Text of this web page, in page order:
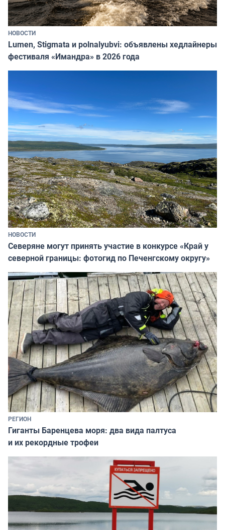
НОВОСТИ
Lumen, Stigmata и polnalyubvi: объявлены хедлайнеры
фестиваля «Имандра» в 2026 года
НОВОСТИ
Северяне могут принять участие в конкурсе «Край у
северной границы: фотогид по Печенгскому округу»
РЕГИОН
Гиганты Баренцева моря: два вида палтуса
и их рекордные трофеи